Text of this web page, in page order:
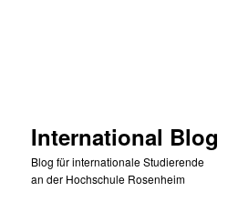
International Blog
Blog für internationale Studierende
an der Hochschule Rosenheim